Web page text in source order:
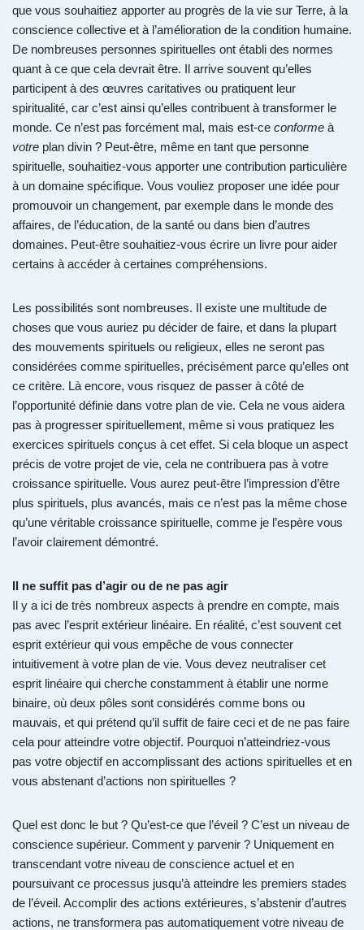
que vous souhaitiez apporter au progrès de la vie sur Terre, à la
conscience collective et à l’amélioration de la condition humaine.
De nombreuses personnes spirituelles ont établi des normes
quant à ce que cela devrait être. Il arrive souvent qu’elles
participent à des œuvres caritatives ou pratiquent leur
spiritualité, car c’est ainsi qu’elles contribuent à transformer le
monde. Ce n’est pas forcément mal, mais est-ce conforme à
votre plan divin ? Peut-être, même en tant que personne
spirituelle, souhaitiez-vous apporter une contribution particulière
à un domaine spécifique. Vous vouliez proposer une idée pour
promouvoir un changement, par exemple dans le monde des
affaires, de l’éducation, de la santé ou dans bien d’autres
domaines. Peut-être souhaitiez-vous écrire un livre pour aider
certains à accéder à certaines compréhensions.
Les possibilités sont nombreuses. Il existe une multitude de
choses que vous auriez pu décider de faire, et dans la plupart
des mouvements spirituels ou religieux, elles ne seront pas
considérées comme spirituelles, précisément parce qu’elles ont
ce critère. Là encore, vous risquez de passer à côté de
l’opportunité définie dans votre plan de vie. Cela ne vous aidera
pas à progresser spirituellement, même si vous pratiquez les
exercices spirituels conçus à cet effet. Si cela bloque un aspect
précis de votre projet de vie, cela ne contribuera pas à votre
croissance spirituelle. Vous aurez peut-être l’impression d’être
plus spirituels, plus avancés, mais ce n’est pas la même chose
qu’une véritable croissance spirituelle, comme je l’espère vous
l’avoir clairement démontré.
Il ne suffit pas d’agir ou de ne pas agir
Il y a ici de très nombreux aspects à prendre en compte, mais
pas avec l’esprit extérieur linéaire. En réalité, c’est souvent cet
esprit extérieur qui vous empêche de vous connecter
intuitivement à votre plan de vie. Vous devez neutraliser cet
esprit linéaire qui cherche constamment à établir une norme
binaire, où deux pôles sont considérés comme bons ou
mauvais, et qui prétend qu’il suffit de faire ceci et de ne pas faire
cela pour atteindre votre objectif. Pourquoi n’atteindriez-vous
pas votre objectif en accomplissant des actions spirituelles et en
vous abstenant d’actions non spirituelles ?
Quel est donc le but ? Qu’est-ce que l’éveil ? C’est un niveau de
conscience supérieur. Comment y parvenir ? Uniquement en
transcendant votre niveau de conscience actuel et en
poursuivant ce processus jusqu’à atteindre les premiers stades
de l’éveil. Accomplir des actions extérieures, s’abstenir d’autres
actions, ne transformera pas automatiquement votre niveau de